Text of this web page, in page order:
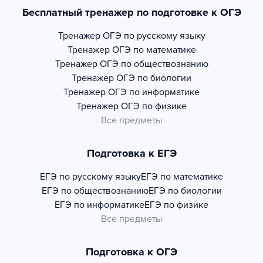
Бесплатный тренажер по подготовке к ОГЭ
Тренажер ОГЭ по русскому языку
Тренажер ОГЭ по математике
Тренажер ОГЭ по обществознанию
Тренажер ОГЭ по биологии
Тренажер ОГЭ по информатике
Тренажер ОГЭ по физике
Все предметы
Подготовка к ЕГЭ
ЕГЭ по русскому языкуЕГЭ по математике
ЕГЭ по обществознаниюЕГЭ по биологии
ЕГЭ по информатикеЕГЭ по физике
Все предметы
Подготовка к ОГЭ